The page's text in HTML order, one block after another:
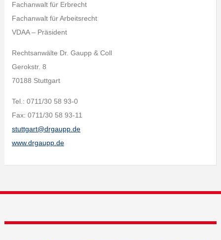
Fachanwalt für Erbrecht
Fachanwalt für Arbeitsrecht
VDAA – Präsident
Rechtsanwälte Dr. Gaupp & Coll
Gerokstr. 8
70188 Stuttgart
Tel.: 0711/30 58 93-0
Fax: 0711/30 58 93-11
stuttgart@drgaupp.de
www.drgaupp.de